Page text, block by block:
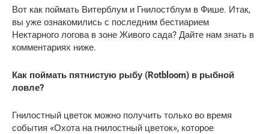
Вот как поймать Витерблум и Гнилостблум в Фише. Итак,
вы уже ознакомились с последним бестиарием
Нектарного логова в зоне Живого сада? Дайте нам знать в
комментариях ниже.
Как поймать пятнистую рыбу (Rotbloom) в рыбной
ловле?
Гнилостный цветок можно получить только во время
события «Охота на гнилостный цветок», которое